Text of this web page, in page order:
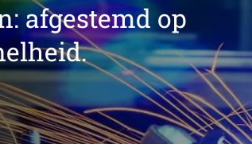
afgestemd op